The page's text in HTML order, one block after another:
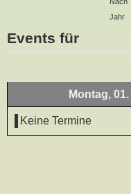
Jahr
Events für
Montag,
Keine Termine